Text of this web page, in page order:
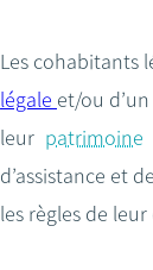
Les cohabitants
légale et/ou
leur patrimoine
d’assistance et
les règles de